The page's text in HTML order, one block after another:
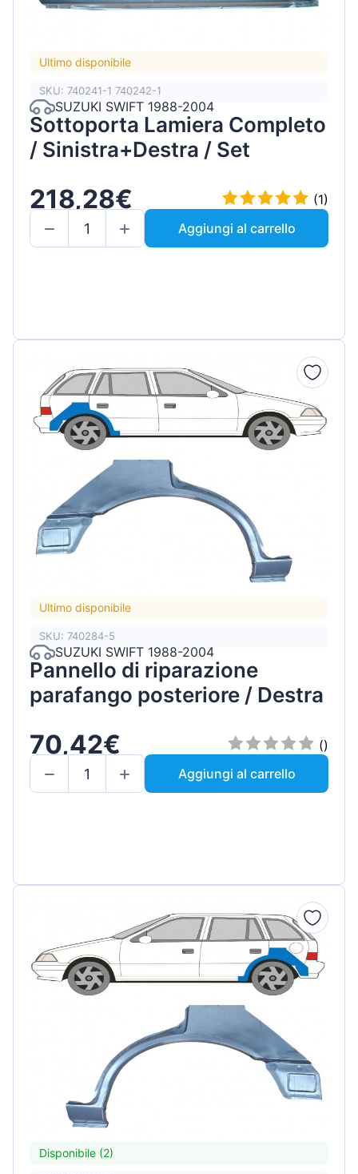
Ultimo disponibile
SKU: 740241-1 740242-1
SUZUKI SWIFT 1988-2004
Sottoporta Lamiera Completo
/ Sinistra+Destra / Set
218,28€
(1)
Aggiungi al carrello
Ultimo disponibile
SKU: 740284-5
SUZUKI SWIFT 1988-2004
Pannello di riparazione
parafango posteriore / Destra
70,42€
()
Aggiungi al carrello
Disponibile (2)